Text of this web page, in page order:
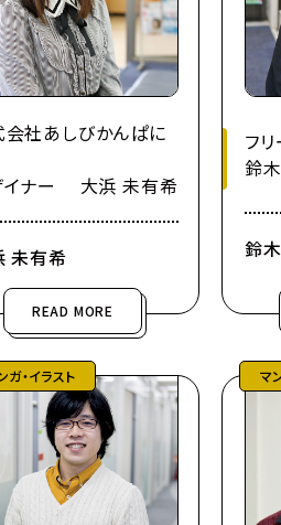
社あしびかんぱに
イナー 大浜 未有希
未有希
READ MORE
フ
鈴
鈴
ガ・イラスト マ